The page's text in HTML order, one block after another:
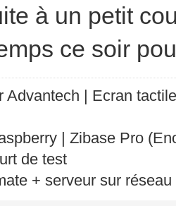
à un petit
ce soir
Advantech | Ecran
| Zibase Pro
de test
+ serveur sur